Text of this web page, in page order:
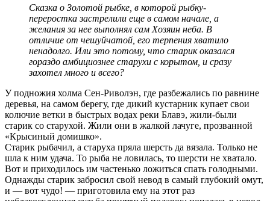
Сказка о Золотой рыбке, в которой рыбку-
переростка застрелили еще в самом начале, а
желания за нее выполнял сам Хозяин неба. В
отличие от чешуйчатой, его терпения хватило
ненадолго. Или это потому, что старик оказался
гораздо амбициознее старухи с корытом, и сразу
захотел много и всего?
У подножия холма Сен-Риволэн, где разбежались по равнине
деревья, на самом берегу, где дикий кустарник купает свои
колючие ветки в быстрых водах реки Блавэ, жили-были
старик со старухой. Жили они в жалкой лачуге, прозванной
«Крысиный домишко».
Старик рыбачил, а старуха пряла шерсть да вязала. Только не
шла к ним удача. То рыба не ловилась, то шерсти не хватало.
Вот и приходилось им частенько ложиться спать голодными.
Однажды старик забросил свой невод в самый глубокий омут,
и — вот чудо! — приготовила ему на этот раз